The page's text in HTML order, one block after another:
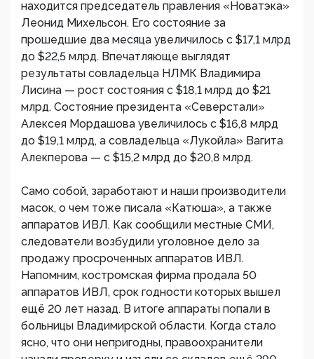
находится председатель правления «Новатэка»
Леонид Михельсон. Его состояние за
прошедшие два месяца увеличилось с $17,1 млрд
до $22,5 млрд. Впечатляюще выглядят
результаты совладельца НЛМК Владимира
Лисина — рост состояния с $18,1 млрд до $21
млрд. Состояние президента «Северстали»
Алексея Мордашова увеличилось с $16,8 млрд
до $19,1 млрд, а совладельца «Лукойла» Вагита
Алекперова — с $15,2 млрд до $20,8 млрд.
Само собой, заработают и наши производители
масок, о чем тоже писала «Катюша», а также
аппаратов ИВЛ. Как сообщили местные СМИ,
следователи возбудили уголовное дело за
продажу просроченных аппаратов ИВЛ.
Напомним, костромская фирма продала 50
аппаратов ИВЛ, срок годности которых вышел
ещё 20 лет назад. В итоге аппараты попали в
больницы Владимирской области. Когда стало
ясно, что они непригодны, правоохранители